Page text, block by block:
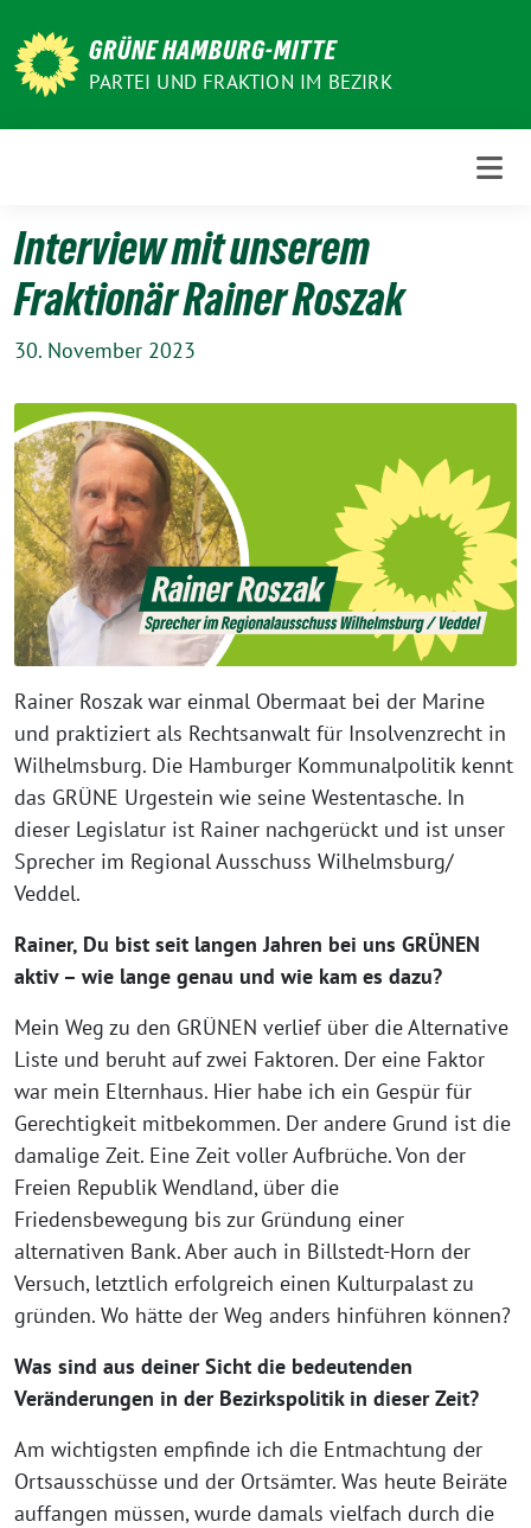
zum
Inhalt
GRÜNE HAMBURG-MITTE
PARTEI UND FRAKTION IM BEZIRK
Interview mit unserem
Fraktionär Rainer Roszak
30. November 2023
Rainer Roszak war einmal Obermaat bei der Marine
und praktiziert als Rechtsanwalt für Insolvenzrecht in
Wilhelmsburg. Die Hamburger Kommunalpolitik kennt
das GRÜNE Urgestein wie seine Westentasche. In
dieser Legislatur ist Rainer nachgerückt und ist unser
Sprecher im Regional Ausschuss Wilhelmsburg/
Veddel.
Rainer, Du bist seit langen Jahren bei uns GRÜNEN
aktiv – wie lange genau und wie kam es dazu?
Mein Weg zu den GRÜNEN verlief über die Alternative
Liste und beruht auf zwei Faktoren. Der eine Faktor
war mein Elternhaus. Hier habe ich ein Gespür für
Gerechtigkeit mitbekommen. Der andere Grund ist die
damalige Zeit. Eine Zeit voller Aufbrüche. Von der
Freien Republik Wendland, über die
Friedensbewegung bis zur Gründung einer
alternativen Bank. Aber auch in Billstedt-Horn der
Versuch, letztlich erfolgreich einen Kulturpalast zu
gründen. Wo hätte der Weg anders hinführen können?
Was sind aus deiner Sicht die bedeutenden
Veränderungen in der Bezirkspolitik in dieser Zeit?
Am wichtigsten empfinde ich die Entmachtung der
Ortsausschüsse und der Ortsämter. Was heute Beiräte
auffangen müssen, wurde damals vielfach durch die